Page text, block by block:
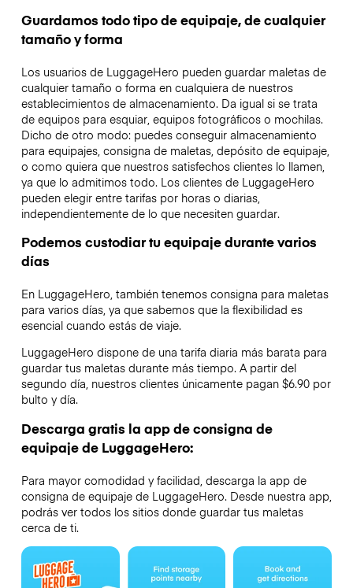
Guardamos todo tipo de equipaje, de cualquier
tamaño y forma
Los usuarios de LuggageHero pueden guardar maletas de
cualquier tamaño o forma en cualquiera de nuestros
establecimientos de almacenamiento. Da igual si se trata
de equipos para esquiar, equipos fotográficos o mochilas.
Dicho de otro modo: puedes conseguir almacenamiento
para equipajes, consigna de maletas, depósito de equipaje,
o como quiera que nuestros satisfechos clientes lo llamen,
ya que lo admitimos todo. Los clientes de LuggageHero
pueden elegir entre tarifas por horas o diarias,
independientemente de lo que necesiten guardar.
Podemos custodiar tu equipaje durante varios
días
En LuggageHero, también tenemos consigna para maletas
para varios días, ya que sabemos que la flexibilidad es
esencial cuando estás de viaje.
LuggageHero dispone de una tarifa diaria más barata para
guardar tus maletas durante más tiempo. A partir del
segundo día, nuestros clientes únicamente pagan $6.90 por
bulto y día.
Descarga gratis la app de consigna de
equipaje de LuggageHero:
Para mayor comodidad y facilidad, descarga la app de
consigna de equipaje de LuggageHero. Desde nuestra app,
podrás ver todos los sitios donde guardar tus maletas
cerca de ti.